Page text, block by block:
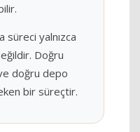
süreci yalnızca
Doğru
doğru depo
bir süreçtir.